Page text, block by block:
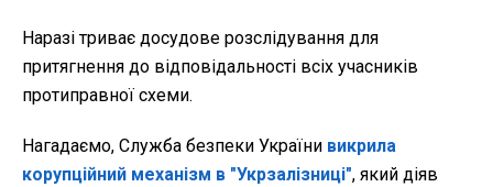
Наразі триває досудове розслідування для
притягнення до відповідальності всіх учасників
протиправної схеми.
Нагадаємо, Служба безпеки України викрила
корупційний механізм в "Укрзалізниці", який діяв